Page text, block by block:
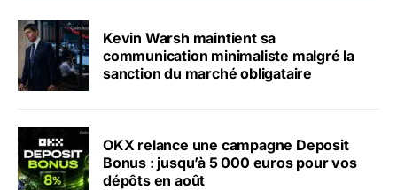
Kevin Warsh maintient sa
communication minimaliste malgré la
sanction du marché obligataire
OKX relance une campagne Deposit
Bonus : jusqu’à 5 000 euros pour vos
dépôts en août